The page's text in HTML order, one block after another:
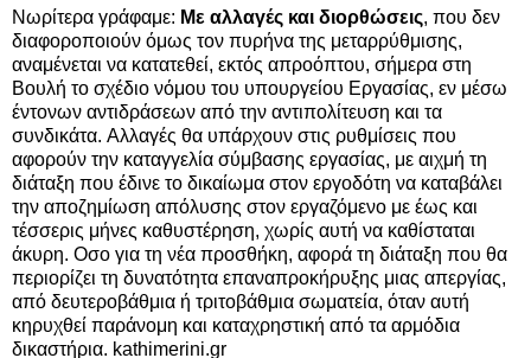
Νωρίτερα γράφαμε: Με αλλαγές και διορθώσεις, που δεν
διαφοροποιούν όμως τον πυρήνα της μεταρρύθμισης,
αναμένεται να κατατεθεί, εκτός απροόπτου, σήμερα στη
Βουλή το σχέδιο νόμου του υπουργείου Εργασίας, εν μέσω
έντονων αντιδράσεων από την αντιπολίτευση και τα
συνδικάτα. Αλλαγές θα υπάρχουν στις ρυθμίσεις που
αφορούν την καταγγελία σύμβασης εργασίας, με αιχμή τη
διάταξη που έδινε το δικαίωμα στον εργοδότη να καταβάλει
την αποζημίωση απόλυσης στον εργαζόμενο με έως και
τέσσερις μήνες καθυστέρηση, χωρίς αυτή να καθίσταται
άκυρη. Οσο για τη νέα προσθήκη, αφορά τη διάταξη που θα
περιορίζει τη δυνατότητα επαναπροκήρυξης μιας απεργίας,
από δευτεροβάθμια ή τριτοβάθμια σωματεία, όταν αυτή
κηρυχθεί παράνομη και καταχρηστική από τα αρμόδια
δικαστήρια. kathimerini.gr